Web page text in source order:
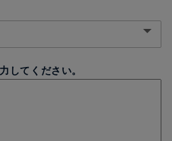
してください。